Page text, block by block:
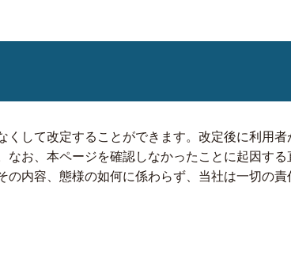
して改定することができます。改定後に利用者
お、本ページを確認しなかったことに起因する
内容、態様の如何に係わらず、当社は一切の責